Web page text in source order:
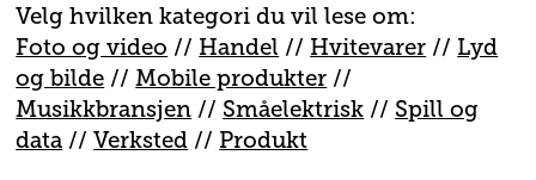
Velg hvilken kategori du vil lese om:
Foto og video // Handel // Hvitevarer // Lyd
og bilde //Mobile produkter //
Musikkbransjen // Småelektrisk // Spill og
data //Verksted // Produkt